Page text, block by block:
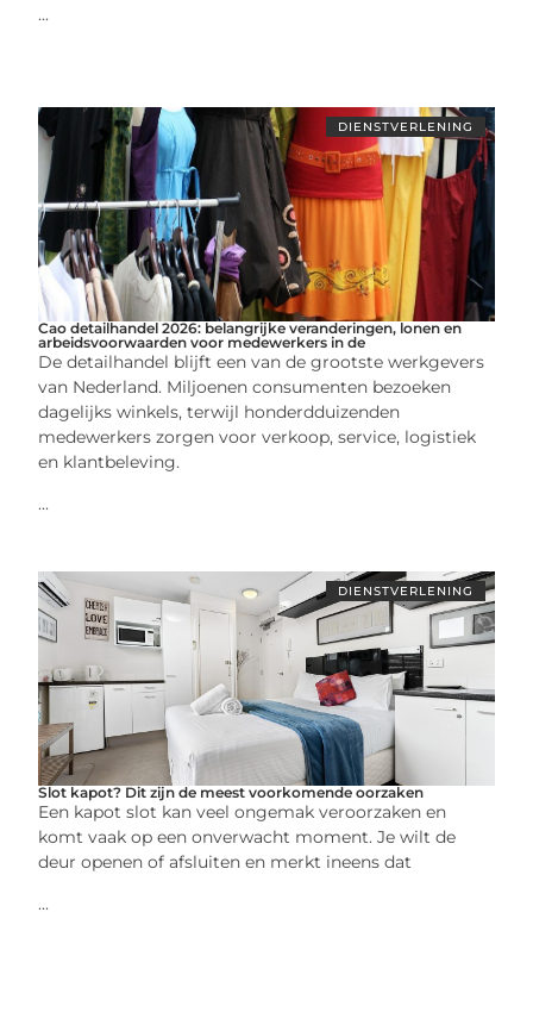
...
DIENSTVERLENING
Cao detailhandel 2026: belangrijke veranderingen, lonen en
arbeidsvoorwaarden voor medewerkers in de
De detailhandel blijft een van de grootste werkgevers
van Nederland. Miljoenen consumenten bezoeken
dagelijks winkels, terwijl honderdduizenden
medewerkers zorgen voor verkoop, service, logistiek
en klantbeleving.
...
DIENSTVERLENING
Slot kapot? Dit zijn de meest voorkomende oorzaken
Een kapot slot kan veel ongemak veroorzaken en
komt vaak op een onverwacht moment. Je wilt de
deur openen of afsluiten en merkt ineens dat
...